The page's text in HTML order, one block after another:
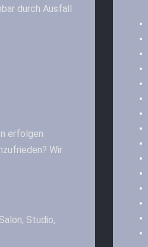
durch Ausfall
erfolgen
Wir
Studio,